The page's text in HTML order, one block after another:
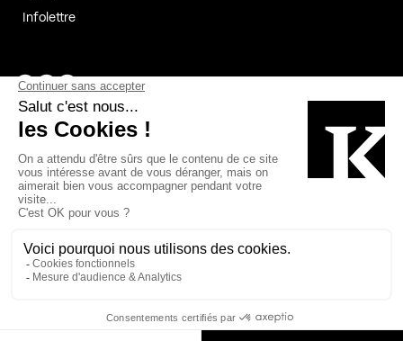
Infolettre
Page Facebook de Kollectif
Page Instagram de Kollectif
Page Linkedin de Kollectif
Bâtiment-Durable-Québec-1
Esquisses-1IRAC-1
MP-1 v2com-1
Cookies